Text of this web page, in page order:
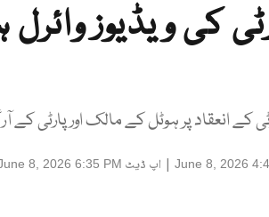
کی ویڈیوز
کے انعقاد پر ہوٹل کے مالک اور پارٹی کے
June 8, 2026
| اپ ڈیٹ 8, 2026 6:35 PM